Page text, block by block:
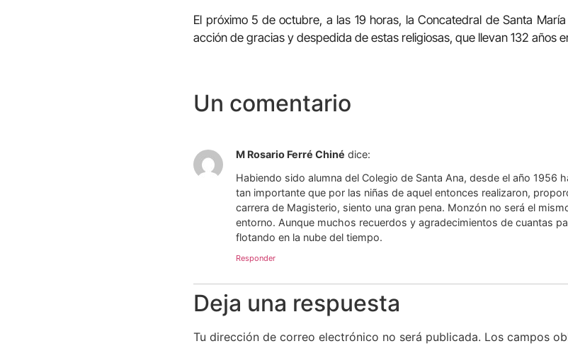
El próximo 5 de octubre, a las 19 horas, la Concatedral de Santa
acción de gracias y despedida de estas religiosas, que llevan 132 años
Un comentario
M Rosario Ferré Chiné dice:
Habiendo sido alumna del Colegio de Santa Ana, desde el año 1956
tan importante que por las niñas de aquel entonces realizaron,
carrera de Magisterio, siento una gran pena. Monzón no será el
entorno. Aunque muchos recuerdos y agradecimientos de cuantas
flotando en la nube del tiempo.
Responder
Deja una respuesta
Tu dirección de correo electrónico no será publicada. Los campos